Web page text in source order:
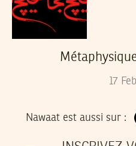
17 Feb
Nawaat est aussi sur :